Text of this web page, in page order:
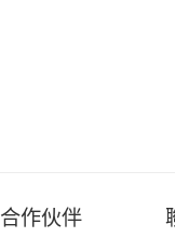
合作伙伴